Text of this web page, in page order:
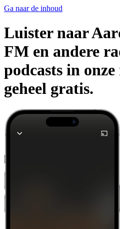
Ga naar de inhoud
Luister naar
FM en andere
podcasts in
geheel gratis.